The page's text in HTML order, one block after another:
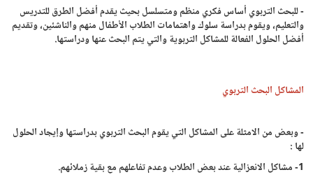
- للبحث التربوي أساس فكري منظم ومتسلسل بحيث يقدم أفضل الطرق للتدريس
والتعليم، ويقوم بدراسة سلوك واهتمامات الطلاب الأطفال منهم والناشئين، وتقديم
أفضل الحلول الفعالة للمشاكل التربوية والتي يتم البحث عنها ودراستها.
المشاكل البحث التربوي
- وبعض من الامثلة على المشاكل التي يقوم البحث التربوي بدراستها وإيجاد الحلول
لها :
1- مشاكل الانعزالية عند بعض الطلاب وعدم تفاعلهم مع بقية زملائهم.